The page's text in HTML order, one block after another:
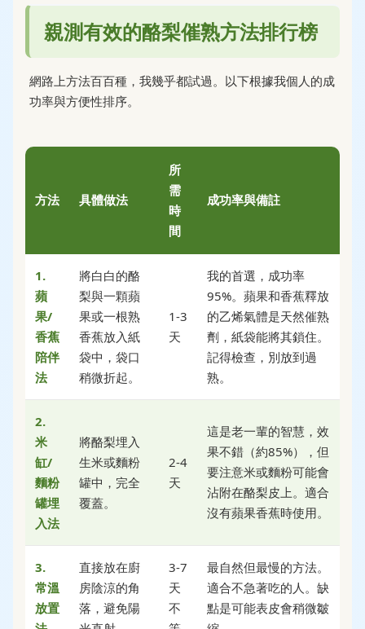
親測有效的酪梨催熟方法排行榜
網路上方法百百種，我幾乎都試過。以下根據我個人的成
功率與方便性排序。
方法 具體做法
所
需
時
間
成功率與備註
1.
蘋
果/
香蕉
陪伴
法
將白白的酪
梨與一顆蘋
果或一根熟
香蕉放入紙
袋中，袋口
稍微折起。
1-3
天
我的首選，成功率
95%。蘋果和香蕉釋放
的乙烯氣體是天然催熟
劑，紙袋能將其鎖住。
記得檢查，別放到過
熟。
2.
米
缸/
麵粉
罐埋
入法
將酪梨埋入
生米或麵粉
罐中，完全
覆蓋。
2-4
天
這是老一輩的智慧，效
果不錯（約85%），但
要注意米或麵粉可能會
沾附在酪梨皮上。適合
沒有蘋果香蕉時使用。
3.
常溫
放置
直接放在廚
房陰涼的角
落，避免陽
3-7
天
不
最自然但最慢的方法。
適合不急著吃的人。缺
點是可能表皮會稍微皺